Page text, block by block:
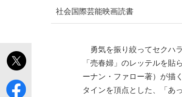
社会国際芸能映画読書
勇気を振り絞ってセクハ
「売春婦」のレッテルを
ーナン・ファロー著）が描
タインを頂点とした、「あ